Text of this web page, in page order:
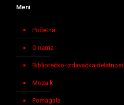
Meni
Početna
O nama
Bibliotečko-izdavačka delatnost
Mozaik
Pomagala